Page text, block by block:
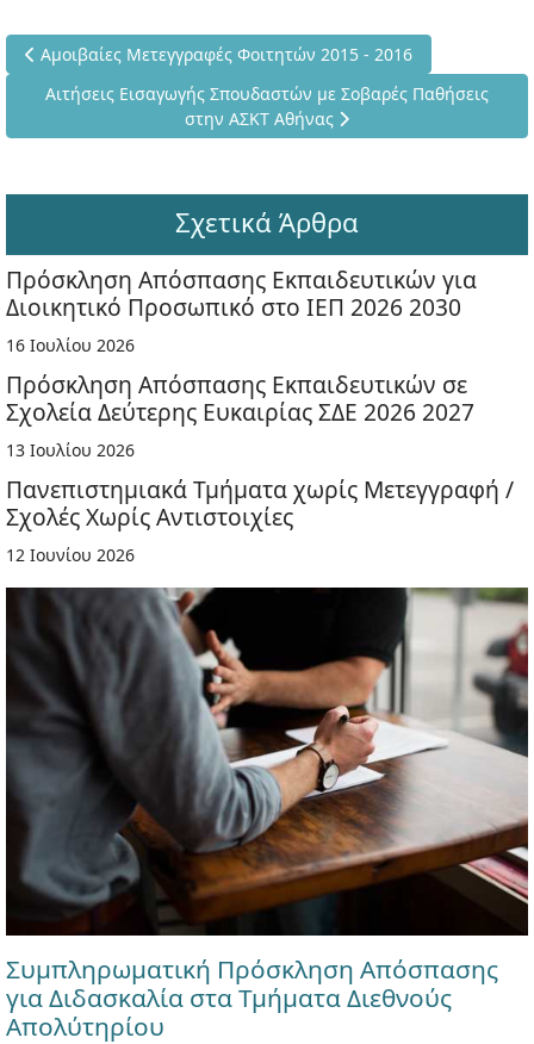
Προηγούμενο άρθρο: Αμοιβαίες Μετεγγραφές Φοιτητών 2015 -
Αμοιβαίες Μετεγγραφές Φοιτητών 2015 - 2016
Επόμενο άρθρο: Αιτήσεις Εισαγωγής Σπουδαστών με
Αιτήσεις Εισαγωγής Σπουδαστών με Σοβαρές Παθήσεις
στην ΑΣΚΤ Αθήνας
Σχετικά Άρθρα
Πρόσκληση Απόσπασης Εκπαιδευτικών για
Διοικητικό Προσωπικό στο ΙΕΠ 2026 2030
16 Ιουλίου 2026
Πρόσκληση Απόσπασης Εκπαιδευτικών σε
Σχολεία Δεύτερης Ευκαιρίας ΣΔΕ 2026 2027
13 Ιουλίου 2026
Πανεπιστημιακά Τμήματα χωρίς Μετεγγραφή /
Σχολές Χωρίς Αντιστοιχίες
12 Ιουνίου 2026
Συμπληρωματική Πρόσκληση Απόσπασης
για Διδασκαλία στα Τμήματα Διεθνούς
Απολύτηρίου